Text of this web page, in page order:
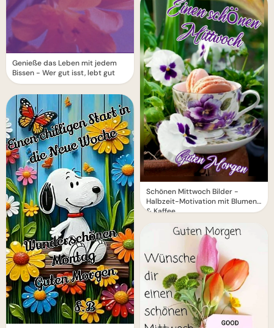
Genieße das Leben mit jedem
Bissen - Wer gut isst, lebt gut
Schönen Mittwoch Bilder -
Halbzeit-Motivation mit Blumen
& Kaffee